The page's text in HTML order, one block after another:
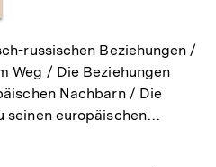
russischen Beziehungen /
Weg / Die Beziehungen
Nachbarn / Die
seinen europäischen…